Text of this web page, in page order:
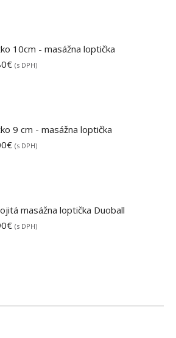
10cm - masážna loptička
€ (s DPH)
9 cm - masážna loptička
€ (s DPH)
masážna loptička Duoball
€ (s DPH)